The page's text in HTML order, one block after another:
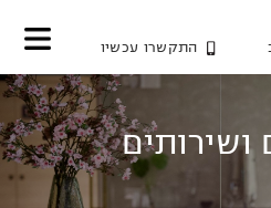
התקשרו עכשיו
ושירותים